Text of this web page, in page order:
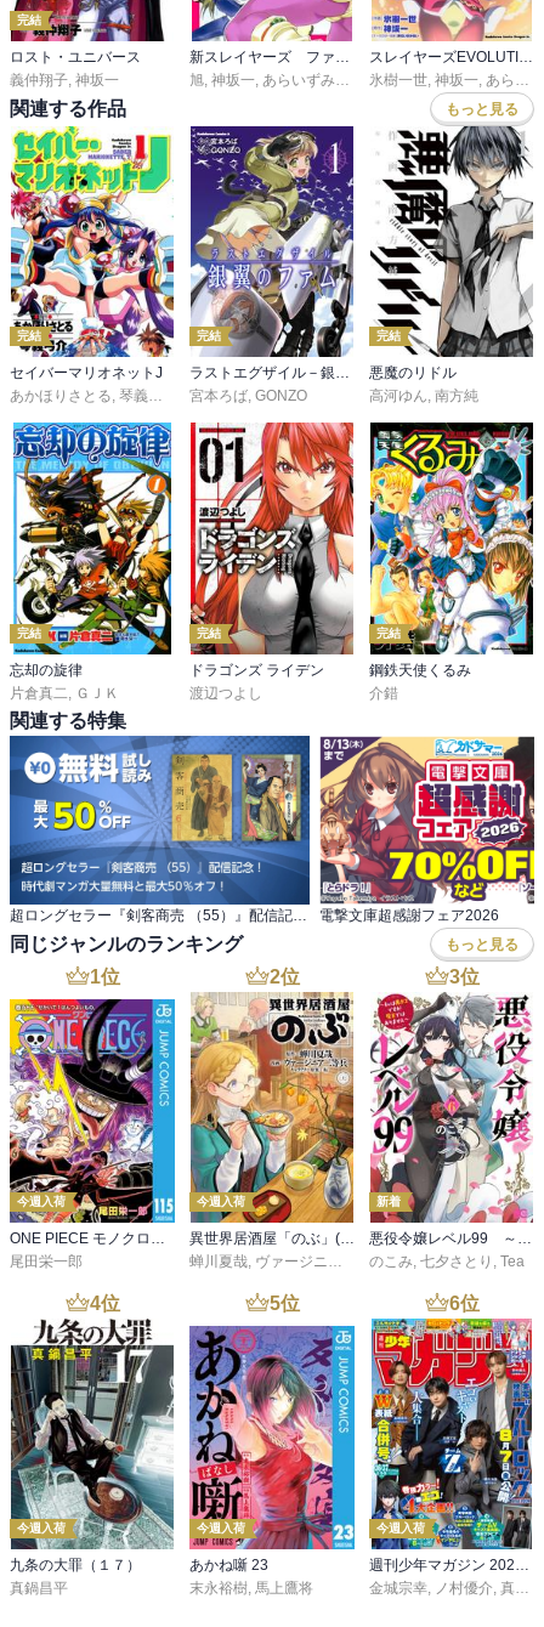
完結
ロスト・ユニバース
義仲翔子 神坂一
旭 神坂一 あらいずみるい
氷樹一世 神坂一 あらいずみるい
関連する作品 もっと見る
完結
セイバーマリオネットJ
あかほりさとる, 琴義弓介
完結
ラストエグザイル－銀翼のファム－
宮本ろば, GONZO
完結
悪魔のリドル
高河ゆん, 南方純
完結
忘却の旋律
片倉真二
ＧＪＫ
完結
ドラゴンズ ライデン
渡辺つよし
完結
鋼鉄天使くるみ
介錯
関連する特集
電撃文庫超感謝フェア2026
同じジャンルのランキング もっと見る
1位
今週入荷
ONE PIECE モノクロ版 115
尾田栄一郎
2位
今週入荷
異世界居酒屋「のぶ」(22)
蝉川夏哉, ヴァージニア二等兵 ,転
3位
新着
悪役令嬢レベル99 ～私は裏ボスですが魔王ではありません～ その６
のこみ, 七夕さとり , Tea
4位
今週入荷
九条の大罪（１７）
真鍋昌平
5位
今週入荷
あかね噺 23
末永裕樹, 馬上鷹将
6位
今週入荷
週刊少年マガジン 2026年36・37号[2026年8月5日発売]
金城宗幸, ノ村優介, 真島ヒロ